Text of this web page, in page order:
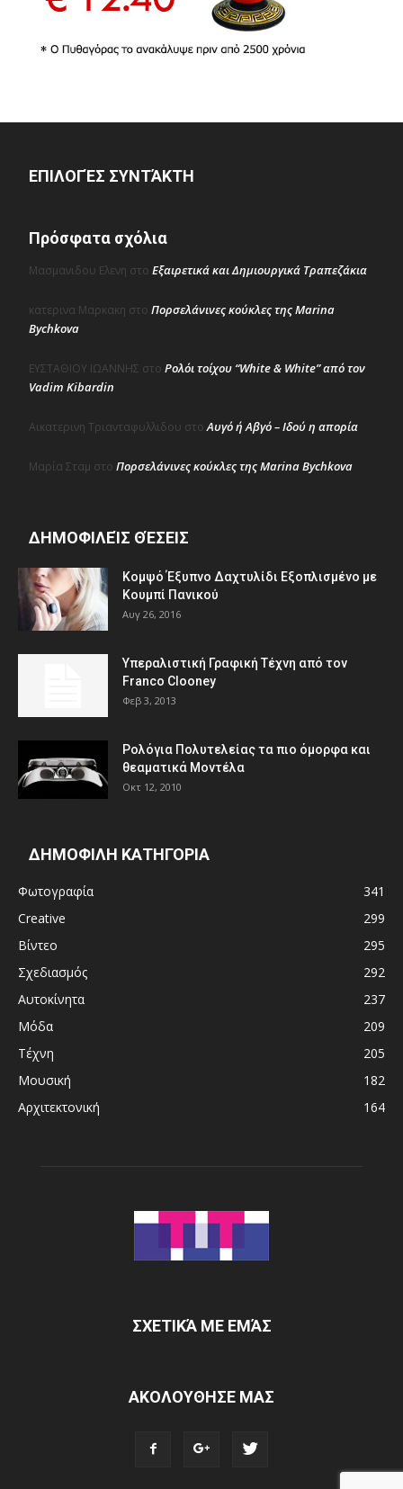
ΕΠΙΛΟΓΈΣ ΣΥΝΤΆΚΤΗ
Πρόσφατα σχόλια
Μασμανιδου Ελενη στο Εξαιρετικά και Δημιουργικά Τραπεζάκια
κατερινα Μαρκακη στο Πορσελάνινες κούκλες της Marina
Bychkova
ΕΥΣΤΑΘΙΟΥ ΙΩΑΝΝΗΣ στο Ρολόι τοίχου “White & White” από τον
Vadim Kibardin
Αικατερινη Τριανταφυλλιδου στοΑυγό ή Αβγό – Ιδού η απορία
Μαρία Σταμ στο Πορσελάνινες κούκλες της Marina Bychkova
ΔΗΜΟΦΙΛΕΊΣ ΘΈΣΕΙΣ
Κομψό Έξυπνο Δαχτυλίδι Εξοπλισμένο με
Κουμπί Πανικού
Αυγ 26, 2016
Υπεραλιστική Γραφική Τέχνη από τον
Franco Clooney
Φεβ 3, 2013
Ρολόγια Πολυτελείας τα πιο όμορφα και
θεαματικά Μοντέλα
Οκτ 12, 2010
ΔΗΜΟΦΙΛΗ ΚΑΤΗΓΟΡΙΑ
Φωτογραφία
341
Creative
299
Βίντεο
295
Σχεδιασμός
292
Αυτοκίνητα
237
Μόδα
209
Τέχνη
205
Μουσική
182
Αρχιτεκτονική
164
ΣΧΕΤΙΚΆ ΜΕ ΕΜΆΣ
ΑΚΟΛΟΥΘΗΣΕ ΜΑΣ